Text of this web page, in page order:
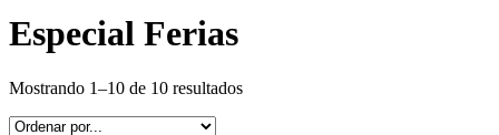
Especial Ferias
Mostrando 1–10 de 10 resultados